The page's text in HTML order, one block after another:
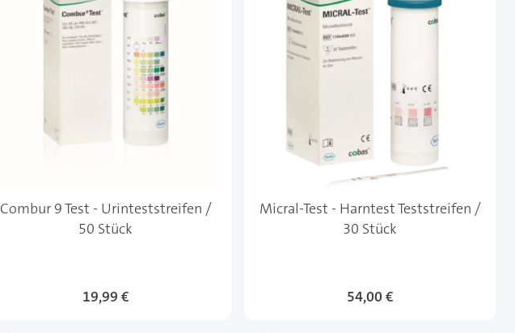
Combur 9 Test - Urinteststreifen /
50 Stück
19,99 €
Micral-Test - Harntest Teststreifen /
30 Stück
54,00 €